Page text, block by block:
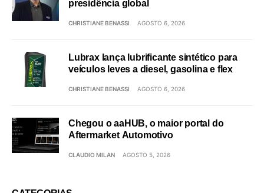
presidência global
CHRISTIANE BENASSI AGOSTO 6, 2026
Lubrax lança lubrificante sintético para
veículos leves a diesel, gasolina e flex
CHRISTIANE BENASSI AGOSTO 6, 2026
Chegou o aaHUB, o maior portal do
Aftermarket Automotivo
CLAUDIO MILAN AGOSTO 5, 2026